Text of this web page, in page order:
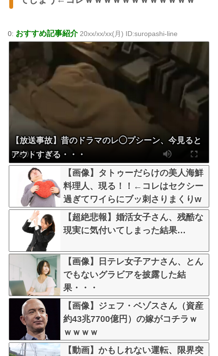
0: おすすめ記事紹介20xx/xx/xx(月) ID:suropashi-line
【放送事故】昔のドラマのレ◯プシーン、今見ると
アウトすぎる・・・
【画像】タトゥーだらけの美人海鮮
料理人、現る！！←コレはセクシー
過ぎてワイらにブッ刺さりまくりw
w w w w w w w w
【超絶悲報】婚活女子さん、残酷な
現実に気付いてしまった結果…
【画像】日テレ女子アナさん、とん
でもないグラビアを披露した結
果・・・
【画像】ジェフ・ベゾスさん（資産
約43兆7700億円）の嫁がコチラｗ
ｗｗｗｗ
【動画】かもしれない運転、限界突